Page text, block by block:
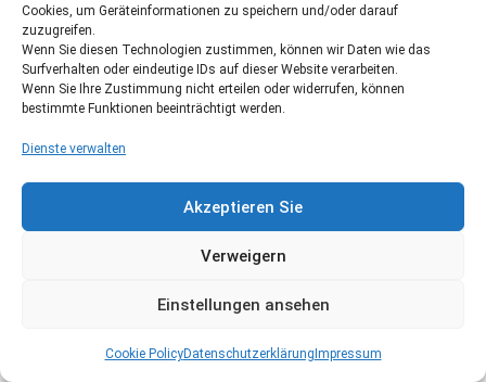
Cookies, um Geräteinformationen zu speichern und/oder darauf
zuzugreifen.
Wenn Sie diesen Technologien zustimmen, können wir Daten wie das
Surfverhalten oder eindeutige IDs auf dieser Website verarbeiten.
Wenn Sie Ihre Zustimmung nicht erteilen oder widerrufen, können
bestimmte Funktionen beeinträchtigt werden.
Dienste verwalten
Akzeptieren Sie
Verweigern
Einstellungen ansehen
Cookie PolicyDatenschutzerklärung Impressum